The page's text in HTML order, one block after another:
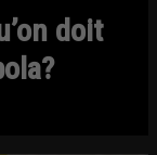
doit